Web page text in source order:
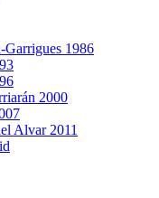
Garrigues 1986
2000
Alvar 2011